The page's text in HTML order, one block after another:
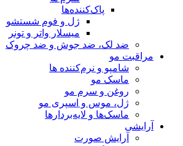
پاک‌کننده‌ها
ژل و فوم شستشو
میسلار واتر و تونر
ضد لک، ضد جوش و ضد چروک
مراقبت مو
شامپو و نرم‌کننده ها
ماسک مو
روغن و سرم مو
ژل، موس و اسپری مو
ماسک‌ها و لایه‌بردارها
آرایشی
آرایش صورت